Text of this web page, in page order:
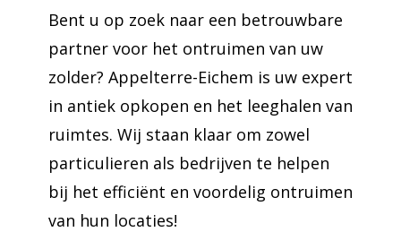
Bent u op zoek naar een betrouwbare
partner voor het ontruimen van uw
zolder? Appelterre-Eichem is uw expert
in antiek opkopen en het leeghalen van
ruimtes. Wij staan klaar om zowel
particulieren als bedrijven te helpen
bij het efficiënt en voordelig ontruimen
van hun locaties!